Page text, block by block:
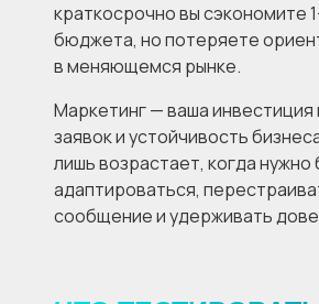
краткосрочно вы сэкономите
бюджета, но потеряете
в меняющемся рынке.
Маркетинг — ваша инвестиция
заявок и устойчивость
лишь возрастает, когда нужно
адаптироваться,
сообщение и удерживать